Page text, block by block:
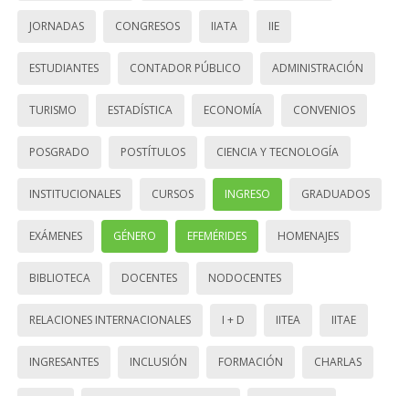
JORNADAS CONGRESOS IIATA IIE
ESTUDIANTES CONTADOR PÚBLICO ADMINISTRACIÓN
TURISMO ESTADÍSTICA ECONOMÍA CONVENIOS
POSGRADO POSTÍTULOS CIENCIA Y TECNOLOGÍA
INSTITUCIONALES CURSOS INGRESO GRADUADOS
EXÁMENES GÉNERO EFEMÉRIDES HOMENAJES
BIBLIOTECA DOCENTES NODOCENTES
RELACIONES INTERNACIONALES I + D IITEA IITAE
INGRESANTES INCLUSIÓN FORMACIÓN CHARLAS